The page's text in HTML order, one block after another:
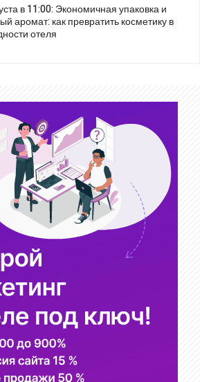
в 11:00: Экономичная упаковка и
аромат: как превратить косметику в
отеля